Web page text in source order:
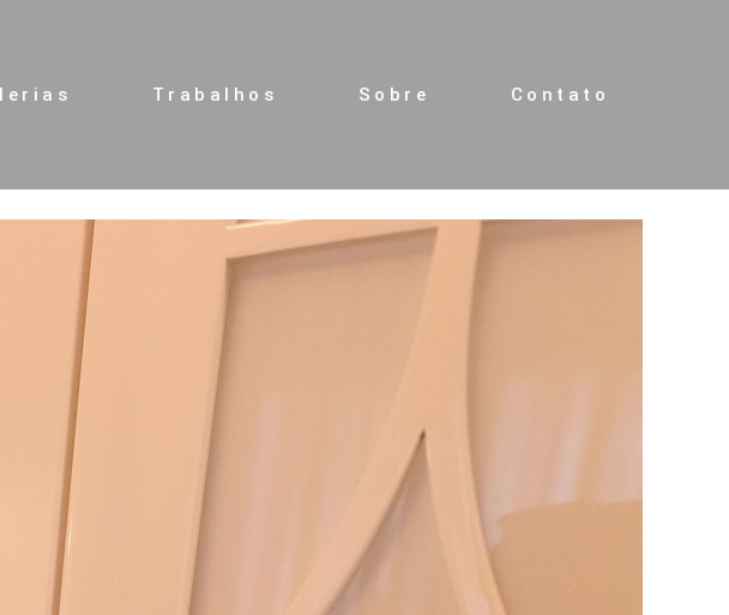
Trabalhos Sobre Contato